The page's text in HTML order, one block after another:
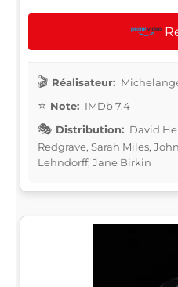
Réalisateur:
Note: IMDb 7.4
Distribution: David
Redgrave, Sarah Miles,
Lehndorff, Jane Birkin